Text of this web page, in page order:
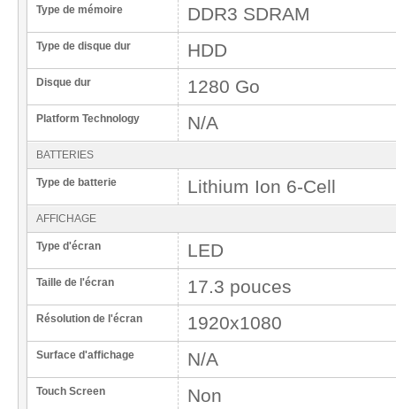
Type de mémoire DDR3 SDRAM
Type de disque dur HDD
Disque dur 1280 Go
Platform Technology N/A
BATTERIES
Type de batterie Lithium Ion 6-Cell
AFFICHAGE
Type d'écran LED
Taille de l'écran 17.3 pouces
Résolution de l'écran 1920x1080
Surface d'affichage N/A
Touch Screen Non